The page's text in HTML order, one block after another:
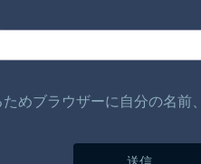
めブラウザーに自分の名